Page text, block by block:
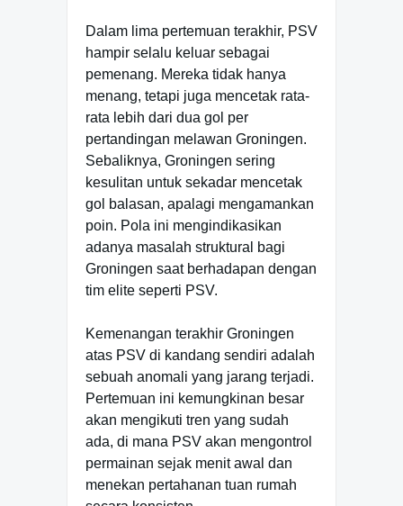
Dalam lima pertemuan terakhir, PSV
hampir selalu keluar sebagai
pemenang. Mereka tidak hanya
menang, tetapi juga mencetak rata-
rata lebih dari dua gol per
pertandingan melawan Groningen.
Sebaliknya, Groningen sering
kesulitan untuk sekadar mencetak
gol balasan, apalagi mengamankan
poin. Pola ini mengindikasikan
adanya masalah struktural bagi
Groningen saat berhadapan dengan
tim elite seperti PSV.
Kemenangan terakhir Groningen
atas PSV di kandang sendiri adalah
sebuah anomali yang jarang terjadi.
Pertemuan ini kemungkinan besar
akan mengikuti tren yang sudah
ada, di mana PSV akan mengontrol
permainan sejak menit awal dan
menekan pertahanan tuan rumah